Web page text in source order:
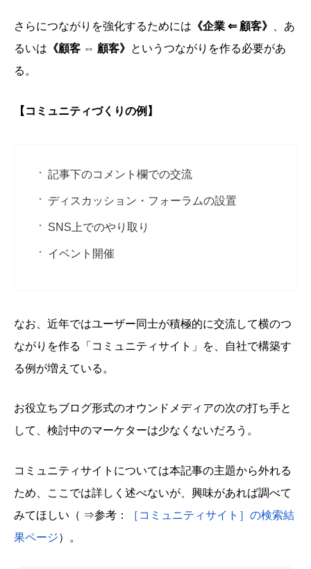
さらにつながりを強化するためには 《企業 ⇐ 顧客》
、あ
るいは 《顧客 ⇔ 顧客》 というつながりを作る必要があ
る。
【コミュニティづくりの例】
記事下のコメント欄での交流
ディスカッション・フォーラムの設置
SNS上でのやり取り
イベント開催
なお、近年ではユーザー同士が積極的に交流して横のつ
ながりを作る「コミュニティサイト」を、自社で構築す
る例が増えている。
お役立ちブログ形式のオウンドメディアの次の打ち手と
して、検討中のマーケターは少なくないだろう。
コミュニティサイトについては本記事の主題から外れる
ため、ここでは詳しく述べないが、興味があれば調べて
みてほしい（ ⇒参考：
［コミュニティサイト］の検索結
果ページ）。